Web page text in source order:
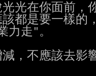
光在你面前，
都是要一樣的
力走"。
，不應該去影